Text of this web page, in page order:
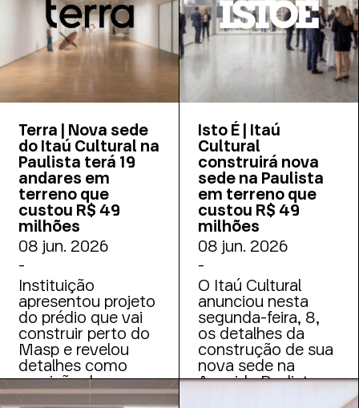
Terra | Nova sede
do Itaú Cultural na
Paulista terá 19
andares em
terreno que
custou R$ 49
milhões
08 jun. 2026
-
Instituição
apresentou projeto
do prédio que vai
construir perto do
Masp e revelou
detalhes como
previsão de
inauguração
Isto É | Itaú
Cultural
construirá nova
sede na Paulista
em terreno que
custou R$ 49
milhões
08 jun. 2026
-
O Itaú Cultural
anunciou nesta
segunda-feira, 8,
os detalhes da
construção de sua
nova sede na
Avenida Paulista